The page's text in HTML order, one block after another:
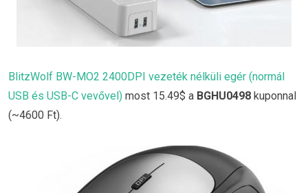
BlitzWolf BW-MO2 2400DPI vezeték nélküli egér (normál
USB és USB-C vevővel) most 15.49$ a BGHU0498 kuponnal
(~4600 Ft).